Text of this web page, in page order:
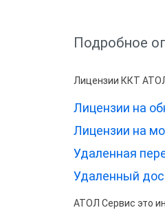
Подробное
Лицензии ККТ
Лицензии на
Лицензии на
Удаленная
Удаленный
АТОЛ Сервис это